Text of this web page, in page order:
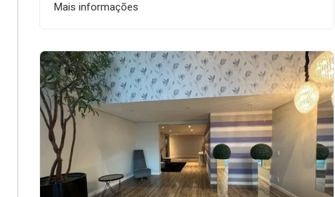
Mais informações